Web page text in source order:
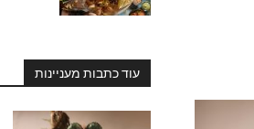
עוד כתבות מעניינות